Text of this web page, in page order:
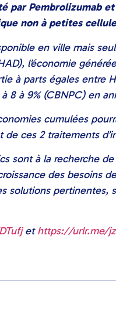
par Pembrolizumab
non à petites
en ville mais
l’économie
à parts égales entre
8 à 9% (CBNPC) en
cumulées
ces 2 traitements
sont à la recherche
des besoins
solutions
ethttps://urlr.me/